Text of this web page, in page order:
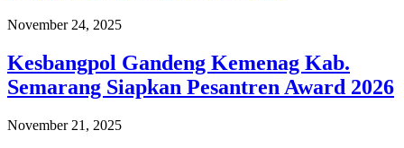
November 24, 2025
Kesbangpol Gandeng Kemenag Kab.
Semarang Siapkan Pesantren Award 2026
November 21, 2025